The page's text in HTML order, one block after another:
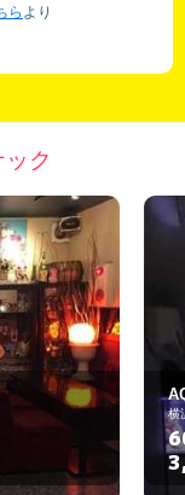
ら より
ク
AQUA
横浜市鶴見区鶴見中央1-2-4
60分 飲み放題
3,000円 (税込)